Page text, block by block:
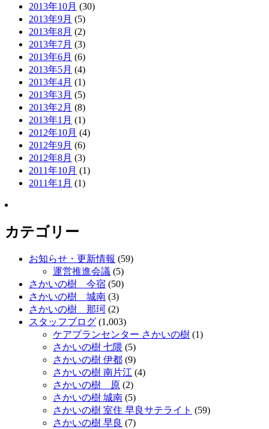
2013年10月 (30)
2013年9月 (5)
2013年8月 (2)
2013年7月 (3)
2013年6月 (6)
2013年5月 (4)
2013年4月 (1)
2013年3月 (5)
2013年2月 (8)
2013年1月 (1)
2012年10月 (4)
2012年9月 (6)
2012年8月 (3)
2011年10月 (1)
2011年1月 (1)
カテゴリー
お知らせ・更新情報 (59)
運営推進会議 (5)
さかいの樹 今宿 (50)
さかいの樹 城南 (3)
さかいの樹 那珂 (2)
スタッフブログ (1,003)
ケアプランセンター さかいの樹 (1)
さかいの樹 七隈 (5)
さかいの樹 伊都 (9)
さかいの樹 南片江 (4)
さかいの樹 原 (2)
さかいの樹 城南 (5)
さかいの樹 室住 早良サテライト (59)
さかいの樹 早良 (7)